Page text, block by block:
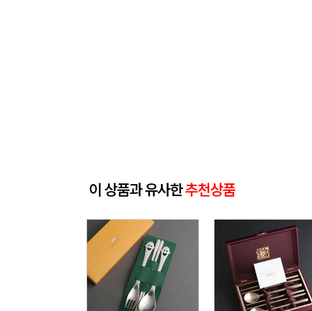
이 상품과 유사한추천상품